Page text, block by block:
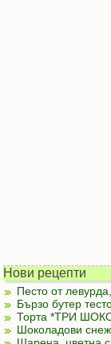
Нови рецепти
Песто от
Бързо бутер
Торта *ТРИ
Шоколадови